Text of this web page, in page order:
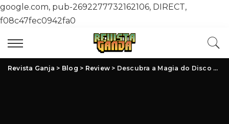
google.com, pub-2692277732162106, DIRECT,
f08c47fec0942fa0
Revista Ganja > Blog > Review > Descubra a Magia do Disco de Vinil Uprising: Uma Viagem Musical Autêntica